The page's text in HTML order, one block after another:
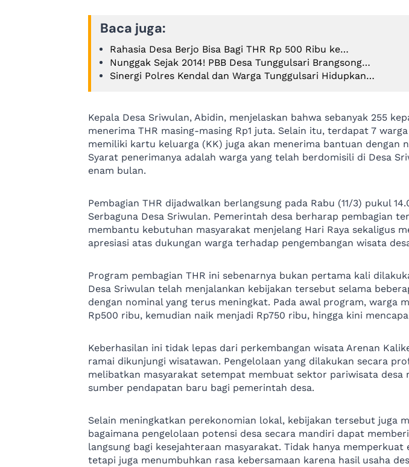
Baca juga:
Rahasia Desa Berjo Bisa Bagi THR Rp 500 Ribu ke…
Nunggak Sejak 2014! PBB Desa Tunggulsari Brangsong…
Sinergi Polres Kendal dan Warga Tunggulsari Hidupkan…
Kepala Desa Sriwulan, Abidin, menjelaskan bahwa sebanyak 255
menerima THR masing-masing Rp1 juta. Selain itu, terdapat 7
memiliki kartu keluarga (KK) juga akan menerima bantuan dengan
Syarat penerimanya adalah warga yang telah berdomisili di Desa
enam bulan.
Pembagian THR dijadwalkan berlangsung pada Rabu (11/3) pukul
Serbaguna Desa Sriwulan. Pemerintah desa berharap pembagian
membantu kebutuhan masyarakat menjelang Hari Raya sekaligus
apresiasi atas dukungan warga terhadap pengembangan wisata
Program pembagian THR ini sebenarnya bukan pertama kali
Desa Sriwulan telah menjalankan kebijakan tersebut selama
dengan nominal yang terus meningkat. Pada awal program, warga
Rp500 ribu, kemudian naik menjadi Rp750 ribu, hingga kini
Keberhasilan ini tidak lepas dari perkembangan wisata Arenan
ramai dikunjungi wisatawan. Pengelolaan yang dilakukan secara
melibatkan masyarakat setempat membuat sektor pariwisata desa
sumber pendapatan baru bagi pemerintah desa.
Selain meningkatkan perekonomian lokal, kebijakan tersebut juga
bagaimana pengelolaan potensi desa secara mandiri dapat
langsung bagi kesejahteraan masyarakat. Tidak hanya memperkuat
tetapi juga menumbuhkan rasa kebersamaan karena hasil usaha